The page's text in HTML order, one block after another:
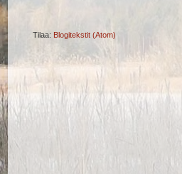
Tilaa: Blogitekstit (Atom)